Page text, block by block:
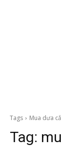
Tags Mua dưa
Tag: